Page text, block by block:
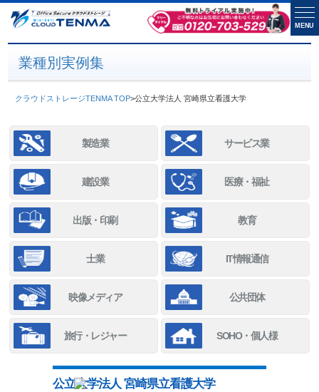
業種別実例集
クラウドストレージTENMA TOP>公立大学法人 宮崎県立看護大学
製造業 サービス業
建設業 医療・福祉
出版・印刷 教育
士業 IT情報通信
映像メディア 公共団体
旅行・レジャー SOHO・個人様
公立大学法人 宮崎県立看護大学
MENU